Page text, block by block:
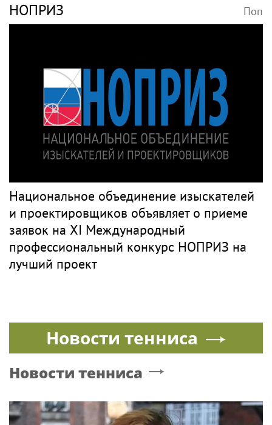
НОПРИЗ Поп
Национальное объединение изыскателей
и проектировщиков объявляет о приеме
заявок на XI Международный
профессиональный конкурс НОПРИЗ на
лучший проект
Новости тенниса
Новости тенниса